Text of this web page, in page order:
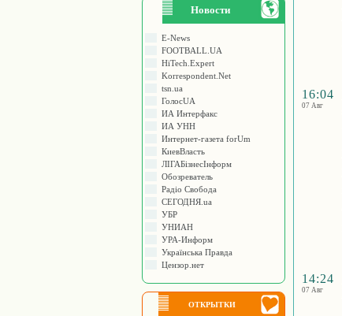
Новости
E-News
FOOTBALL.UA
HiTech.Expert
Korrespondent.Net
tsn.ua
ГолосUA
ИА Интерфакс
ИА УНН
Интернет-газета forUm
КиевВласть
ЛIГАБiзнесIнформ
Обозреватель
Радіо Свобода
СЕГОДНЯ.ua
УБР
УНИАН
УРА-Информ
Українська Правда
Цензор.нет
ОТКРЫТКИ
16:04
07 Авг
14:24
07 Авг